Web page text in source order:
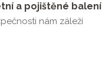
a pojištěné balení
nám záleží